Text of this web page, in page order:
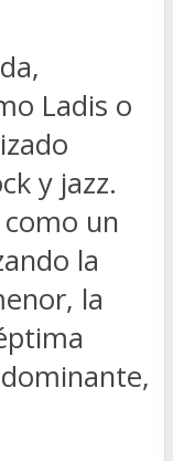
Ladis o
y jazz.
un
la
la